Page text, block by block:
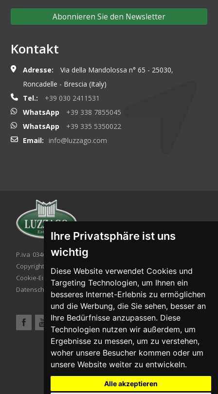
Ihre Privatsphäre ist uns
wichtig
Diese Website verwendet Cookies und
Targeting Technologien, um Ihnen ein
besseres Internet-Erlebnis zu ermöglichen
und die Werbung, die Sie sehen, besser an
Ihre Bedürfnisse anzupassen. Diese
Technologien nutzen wir außerdem, um
Ergebnisse zu messen, um zu verstehen,
woher unsere Besucher kommen oder um
unsere Website weiter zu entwickeln.
Alle akzeptieren
Abonnieren Sie den Newsletter
Kontakt
Adresse:
Via della Mandolossa n° 65 - 25030,
Roncadelle - Brescia (Italy)
Tel.:
+39 030 2411531
WhatsApp
+39 338 7855045
WhatsApp
+39 335 5350022
Email:
info@luzzago.com
P.iva 03467320986 - C.F. 03467320986
Copyright © 2026. All rights reserved.
Cookie-Einstellung
| Cookie-Politik
Datenschutzbestimmungen